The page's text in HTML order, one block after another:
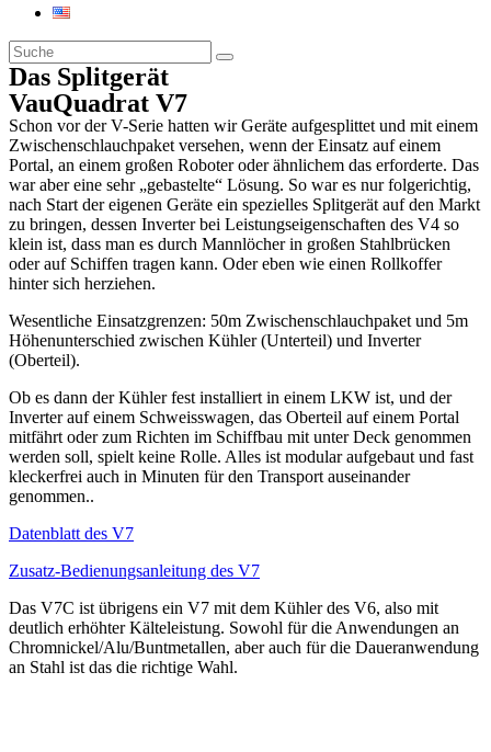
Das Splitgerät
VauQuadrat V7
Schon vor der V-Serie hatten wir Geräte aufgesplittet und mit einem
Zwischenschlauchpaket versehen, wenn der Einsatz auf einem
Portal, an einem großen Roboter oder ähnlichem das erforderte. Das
war aber eine sehr „gebastelte“ Lösung. So war es nur folgerichtig,
nach Start der eigenen Geräte ein spezielles Splitgerät auf den Markt
zu bringen, dessen Inverter bei Leistungseigenschaften des V4 so
klein ist, dass man es durch Mannlöcher in großen Stahlbrücken
oder auf Schiffen tragen kann. Oder eben wie einen Rollkoffer
hinter sich herziehen.
Wesentliche Einsatzgrenzen: 50m Zwischenschlauchpaket und 5m
Höhenunterschied zwischen Kühler (Unterteil) und Inverter
(Oberteil).
Ob es dann der Kühler fest installiert in einem LKW ist, und der
Inverter auf einem Schweisswagen, das Oberteil auf einem Portal
mitfährt oder zum Richten im Schiffbau mit unter Deck genommen
werden soll, spielt keine Rolle. Alles ist modular aufgebaut und fast
kleckerfrei auch in Minuten für den Transport auseinander
genommen..
Datenblatt des V7
Zusatz-Bedienungsanleitung des V7
Das V7C ist übrigens ein V7 mit dem Kühler des V6, also mit
deutlich erhöhter Kälteleistung. Sowohl für die Anwendungen an
Chromnickel/Alu/Buntmetallen, aber auch für die Daueranwendung
an Stahl ist das die richtige Wahl.